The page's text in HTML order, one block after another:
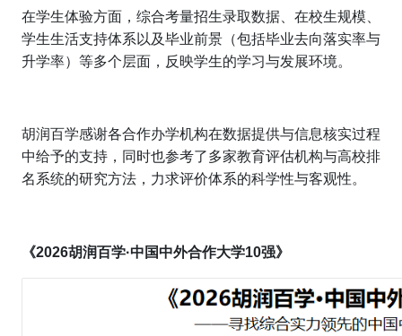
在学生体验方面，综合考量招生录取数据、在校生规模、
学生生活支持体系以及毕业前景（包括毕业去向落实率与
升学率）等多个层面，反映学生的学习与发展环境。
胡润百学感谢各合作办学机构在数据提供与信息核实过程
中给予的支持，同时也参考了多家教育评估机构与高校排
名系统的研究方法，力求评价体系的科学性与客观性。
《2026胡润百学·中国中外合作大学10强》